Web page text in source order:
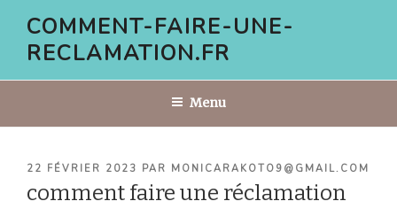
contenu
COMMENT-FAIRE-UNE-
RECLAMATION.FR
Menu
PUBLIÉ
22 FÉVRIER 2023 PAR MONICARAKOTO9@GMAIL.COM
comment faire une réclamation